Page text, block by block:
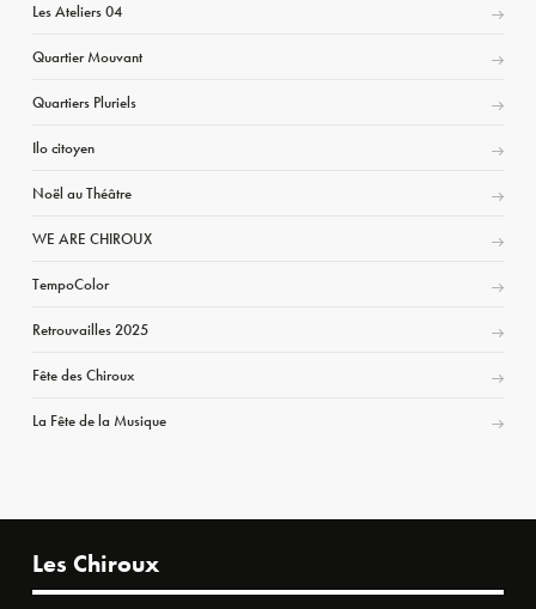
Les Ateliers 04
Quartier Mouvant
Quartiers Pluriels
Ilo citoyen
Noël au Théâtre
WE ARE CHIROUX
TempoColor
Retrouvailles 2025
Fête des Chiroux
La Fête de la Musique
Les Chiroux